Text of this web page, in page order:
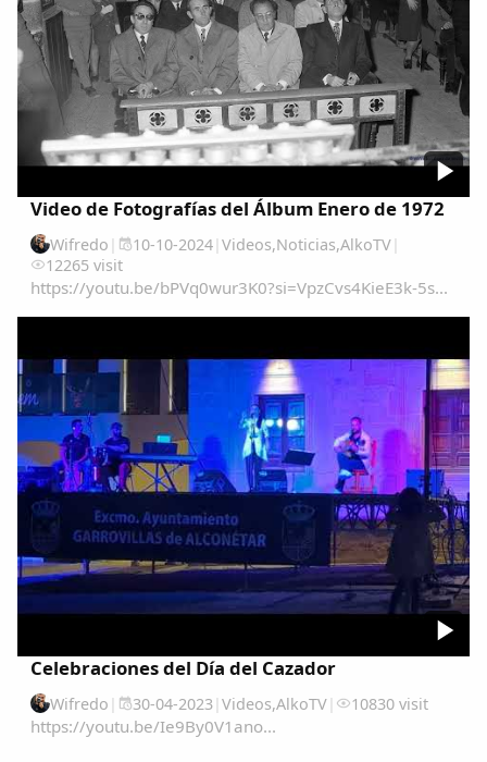
Video de Fotografías del Álbum Enero de 1972
Wifredo | 10-10-2024| Videos,Noticias,AlkoTV|
12265 visit
https://youtu.be/bPVq0wur3K0?si=VpzCvs4KieE3k-5s...
Celebraciones del Día del Cazador
Wifredo | 30-04-2023| Videos,AlkoTV| 10830 visit
https://youtu.be/Ie9By0V1ano...